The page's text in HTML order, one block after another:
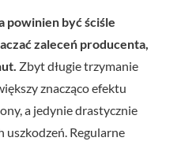
powinien być ściśle
zaleceń producenta,
Zbyt długie trzymanie
znacząco efektu
a jedynie drastycznie
uszkodzeń. Regularne